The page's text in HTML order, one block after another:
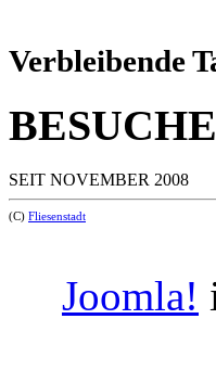
Verbleibende
SEIT NOVEMBER 2008
(C) Fliesenstadt
Joomla!